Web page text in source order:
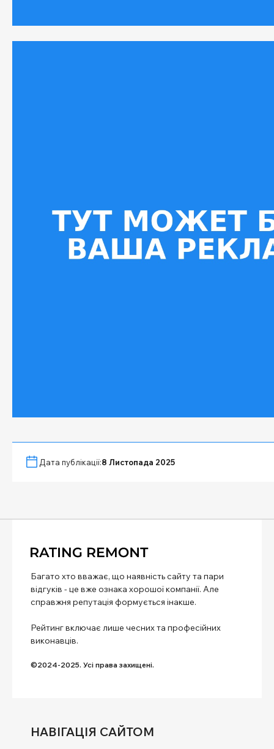
Дата публікації:8 Листопада 2025
Багато хто вважає, що наявність сайту та пари
відгуків - це вже ознака хорошої компанії. Але
справжня репутація формується інакше.
Рейтинг включає лише чесних та професійних
виконавців.
©2024-2025. Усі права захищені.
НАВІГАЦІЯ САЙТОМ